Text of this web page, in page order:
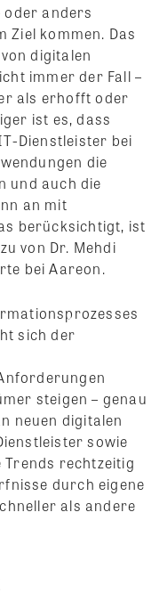
anders
Ziel kommen. Das
digitalen
immer der Fall –
als erhofft oder
ist es, dass
Dienstleister bei
die
und auch die
an mit
berücksichtigt, ist
von Dr. Mehdi
bei Aareon.
sich der
steigen – genau
neuen digitalen
sowie
Trends rechtzeitig
durch eigene
als andere